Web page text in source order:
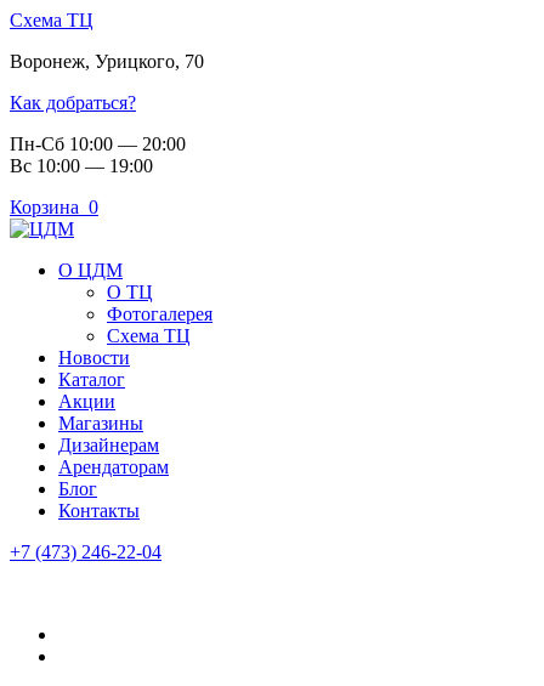
Схема ТЦ
Воронеж, Урицкого, 70
Как добраться?
Пн-Сб 10:00 — 20:00
Вс 10:00 — 19:00
Корзина 0
О ЦДМ
О ТЦ
Фотогалерея
Схема ТЦ
Новости
Каталог
Акции
Магазины
Дизайнерам
Арендаторам
Блог
Контакты
+7 (473) 246-22-04